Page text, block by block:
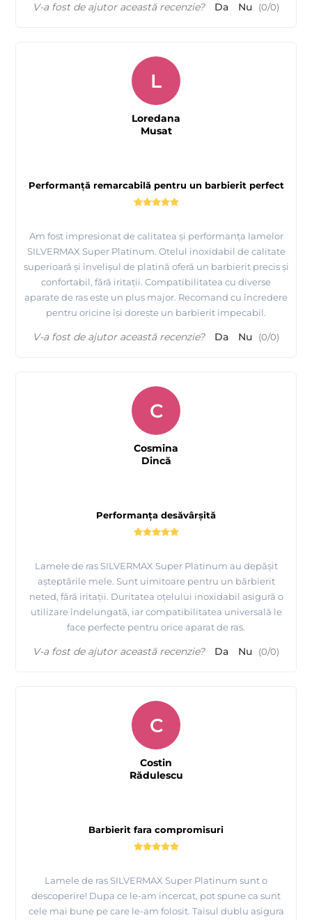
V-a fost de ajutor această recenzie? Da Nu (0/0)
Performanță remarcabilă pentru un barbierit perfect
Am fost impresionat de calitatea și performanța lamelor
SILVERMAX Super Platinum. Otelul inoxidabil de calitate
superioară și învelișul de platină oferă un barbierit precis și
confortabil, fără iritații. Compatibilitatea cu diverse
aparate de ras este un plus major. Recomand cu încredere
pentru oricine își dorește un barbierit impecabil.
L
Loredana
Musat
V-a fost de ajutor această recenzie? Da Nu (0/0)
Performanța desăvârșită
Lamele de ras SILVERMAX Super Platinum au depășit
așteptările mele. Sunt uimitoare pentru un bărbierit
neted, fără iritații. Duritatea oțelului inoxidabil asigură o
utilizare îndelungată, iar compatibilitatea universală le
face perfecte pentru orice aparat de ras.
C
Cosmina
Dincă
V-a fost de ajutor această recenzie? Da Nu (0/0)
Barbierit fara compromisuri
Lamele de ras SILVERMAX Super Platinum sunt o
descoperire! Dupa ce le-am incercat, pot spune ca sunt
cele mai bune pe care le-am folosit. Taisul dublu asigura
C
Costin
Rădulescu